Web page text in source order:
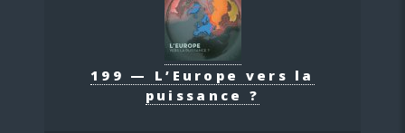
199 — L’Europe vers la
puissance ?